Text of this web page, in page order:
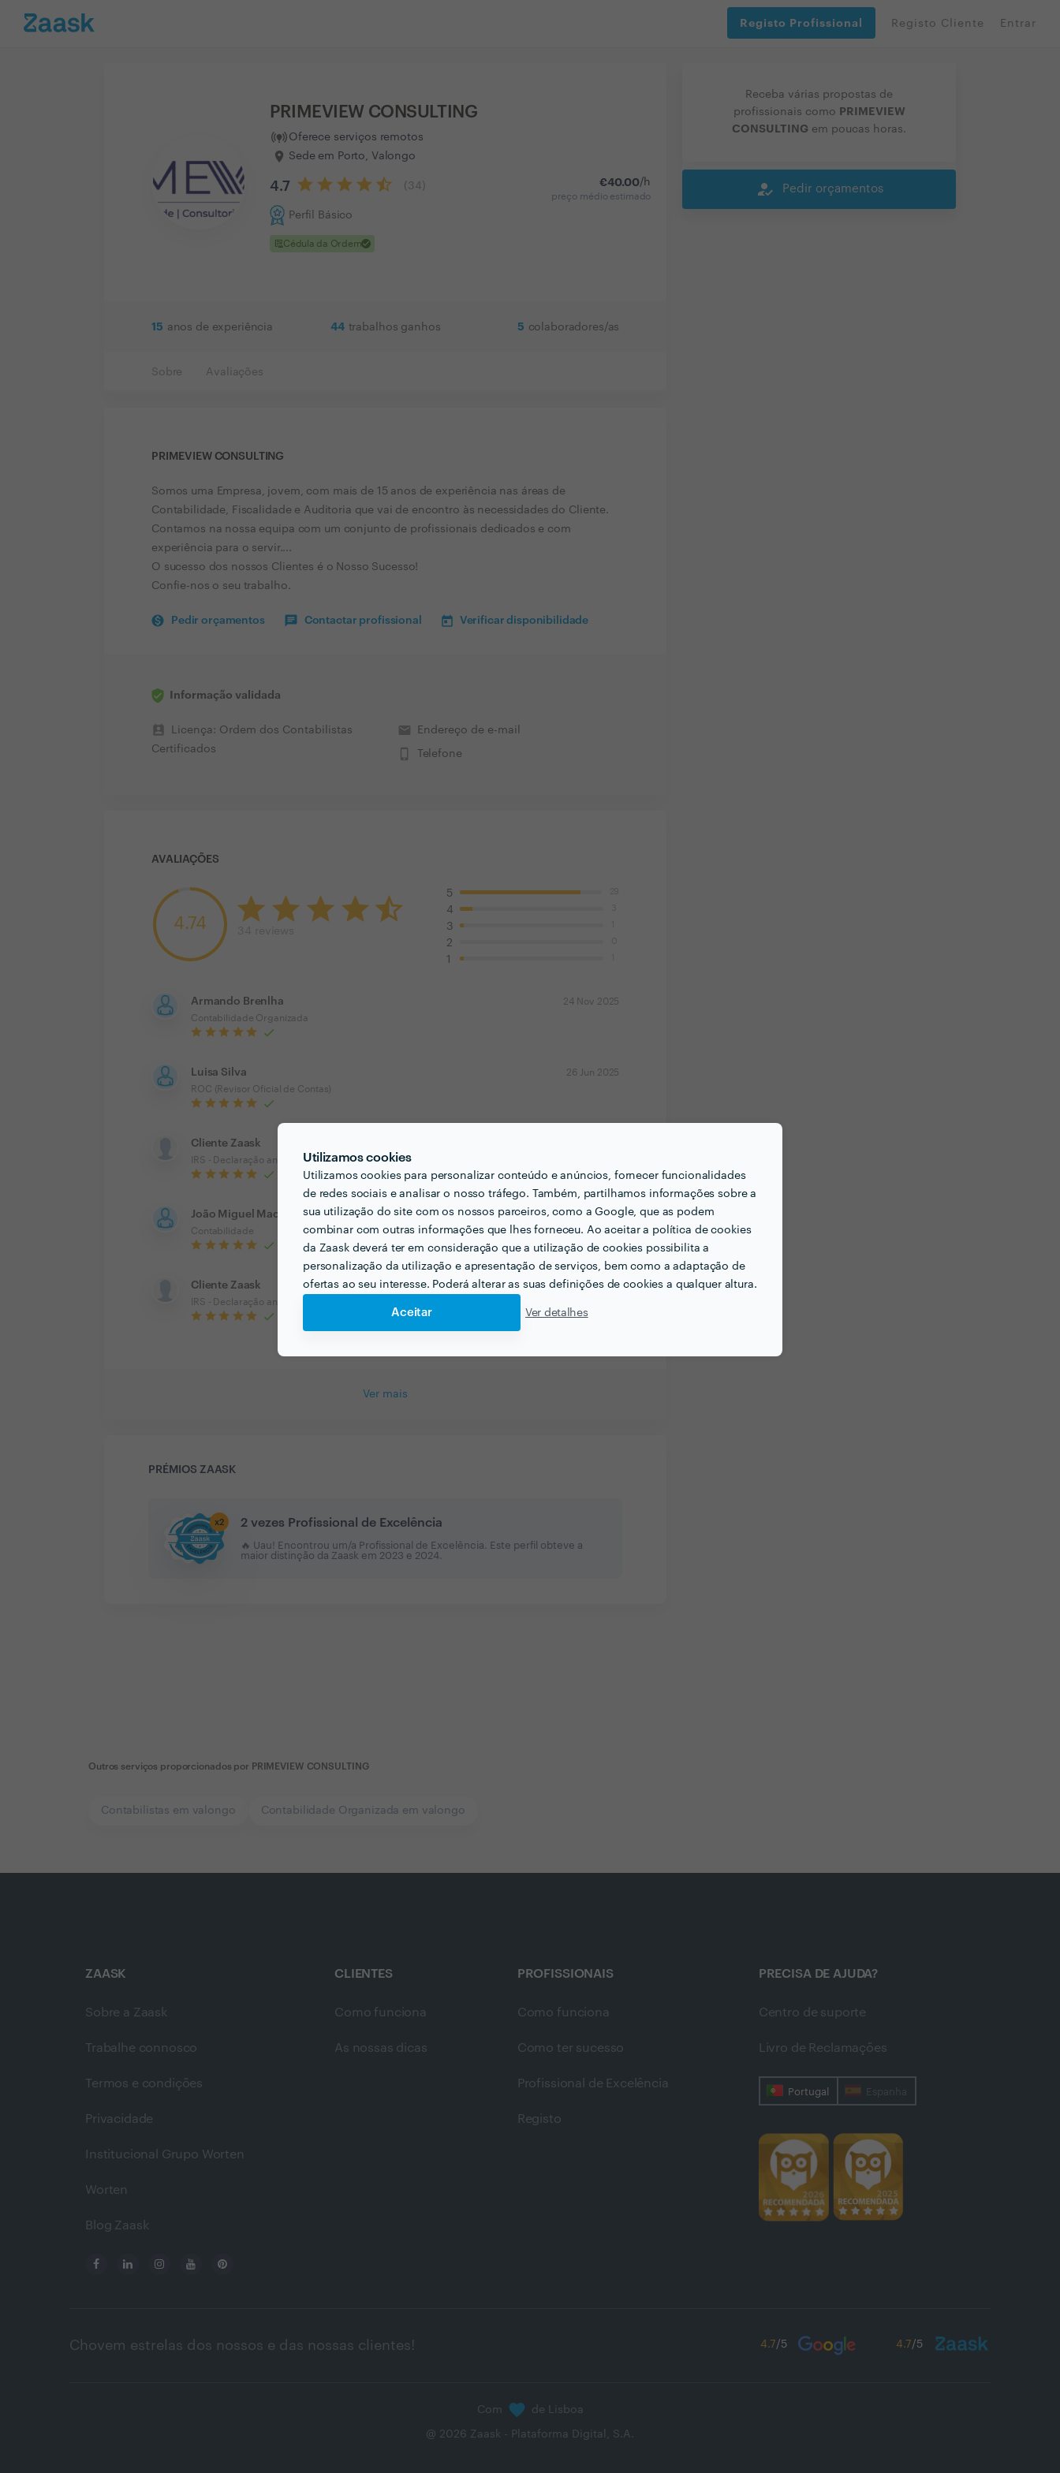
Utilizamos cookies
Utilizamos cookies para personalizar conteúdo e anúncios, fornecer funcionalidades
de redes sociais e analisar o nosso tráfego. Também, partilhamos informações sobre a
sua utilização do site com os nossos parceiros, como a Google, que as podem
combinar com outras informações que lhes forneceu. Ao aceitar a política de cookies
da Zaask deverá ter em consideração que a utilização de cookies possibilita a
personalização da utilização e apresentação de serviços, bem como a adaptação de
ofertas ao seu interesse. Poderá alterar as suas definições de cookies a qualquer altura.
Aceitar Ver detalhes
Registo Profissional Registo Cliente Entrar
PRIMEVIEW CONSULTING
Oferece serviços remotos
Sede em Porto, Valongo
4.7 ( 34
Perfil Básico
clinical_notesCédula da Ordemcheck
€40.00/h
preço médio estimado
15 anos de experiência 44 trabalhos ganhos 5 colaboradores/as
Sobre Avaliações
PRIMEVIEW CONSULTING
Somos uma Empresa, jovem, com mais de 15 anos de experiência nas áreas de
Contabilidade, Fiscalidade e Auditoria que vai de encontro às necessidades do Cliente.
Contamos na nossa equipa com um conjunto de profissionais dedicados e com
experiência para o servir....
O sucesso dos nossos Clientes é o Nosso Sucesso!
Confie-nos o seu trabalho.
Pedir orçamentos Contactar profissional Verificar disponibilidade
Informação validada
perm_contact_calendar
Licença: Ordem dos Contabilistas
Certificados
email Endereço de e-mail
phone_iphone Telefone
AVALIAÇÕES
4.74
5
4
3
2
1
Armando Brenlha
Contabilidade Organizada
24 Nov 2025
Luisa Silva
ROC (Revisor Oficial de Contas)
26 Jun 2025
Cliente Zaask
IRS - Declaração anual
João Miguel Machado
Contabilidade
1 Set 2024
Cliente Zaask
IRS - Declaração anual
13 Ago 2024
Ver mais
PRÉMIOS ZAASK
x2 2 vezes Profissional de Excelência
🔥 Uau! Encontrou um/a Profissional de Excelência. Este perfil obteve a
maior distinção da Zaask em 2023 e 2024
Receba várias propostas de
profissionais como PRIMEVIEW
CONSULTING em poucas horas.
how_to_reg Pedir orçamentos
Outros serviços proporcionados por PRIMEVIEW CONSULTING
Contabilistas em valongo Contabilidade Organizada em valongo
ZAASK
Sobre a Zaask
Trabalhe connosco
Termos e condições
Privacidade
Institucional Grupo Worten
Worten
Blog Zaask
CLIENTES
Como funciona
As nossas dicas
PROFISSIONAIS
Como funciona
Como ter sucesso
Profissional de Excelência
Registo
PRECISA DE AJUDA?
Centro de suporte
Livro de Reclamações
Portugal Espanha
Chovem estrelas dos nossos e das nossas clientes! 4.7/5 4.7/5
Com de Lisboa
@ 2026 Zaask - Plataforma Digital, S.A.